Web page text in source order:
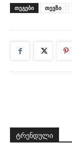
ᲗᲔᲒᲔᲑᲘ თევზი
ტრენდული